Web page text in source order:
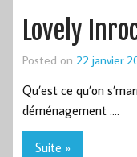
Lovely
Posted on 22 janvier
Qu’est ce qu’on
déménagement ….
Suite »